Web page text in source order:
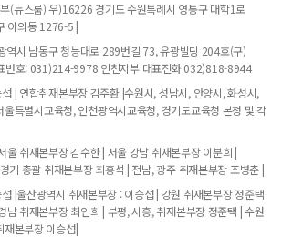
(뉴스룸) 우)16226 경기도 수원특례시 영통구 대학1로
이의동 1276-5 |
역시 남동구 청능대로 289번길 73, 유광빌딩 204호(구)
번호: 031)214-9978 인천지부 대표전화 032)818-8944
| 연합취재본부장 김주환 |수원시, 성남시, 안양시, 화성시,
울특별시교육청, 인천광역시교육청, 경기도교육청 본청 및 각
울 취재본부장 김수한 | 서울 강남 취재본부장 이분희 |
기 총괄 취재본부장 최홍석 | 전남, 광주 취재본부장 조병춘 |
|울산광역시 취재본부장 : 이승섭 | 강원 취재본부장 정준택
남 취재본부장 최인희 | 부평, 시흥, 취재본부장 정준택 | 수원
재본부장 이승섭|